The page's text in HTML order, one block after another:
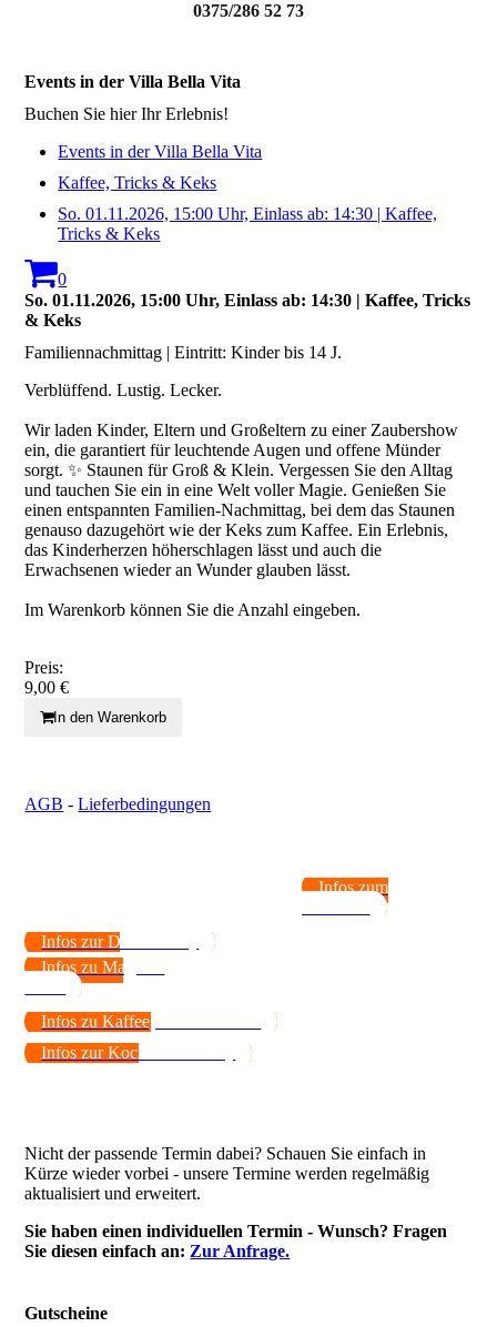
0375/286 52 73
Events in der Villa Bella Vita
Buchen Sie hier Ihr Erlebnis!
Events in der Villa Bella Vita
Kaffee, Tricks & Keks
So. 01.11.2026, 15:00 Uhr, Einlass ab: 14:30 | Kaffee,
Tricks & Keks
0
So. 01.11.2026, 15:00 Uhr, Einlass ab: 14:30 | Kaffee, Tricks
& Keks
Familiennachmittag | Eintritt: Kinder bis 14 J.
Verblüffend. Lustig. Lecker.
Wir laden Kinder, Eltern und Großeltern zu einer Zaubershow
ein, die garantiert für leuchtende Augen und offene Münder
sorgt. ✨ Staunen für Groß & Klein. Vergessen Sie den Alltag
und tauchen Sie ein in eine Welt voller Magie. Genießen Sie
einen entspannten Familien-Nachmittag, bei dem das Staunen
genauso dazugehört wie der Keks zum Kaffee. Ein Erlebnis,
das Kinderherzen höherschlagen lässt und auch die
Erwachsenen wieder an Wunder glauben lässt.
Im Warenkorb können Sie die Anzahl eingeben.
Preis:
9,00 €
In den Warenkorb
AGB -Lieferbedingungen
Infos zum
Infos zur Dinner-Party
Infos zu Magie &
Infos zu Kaffee, Tricks & Keks
Infos zur Koch-Show-Party
Nicht der passende Termin dabei? Schauen Sie einfach in
Kürze wieder vorbei - unsere Termine werden regelmäßig
aktualisiert und erweitert.
Sie haben einen individuellen Termin - Wunsch? Fragen
Sie diesen einfach an: Zur Anfrage.
Gutscheine